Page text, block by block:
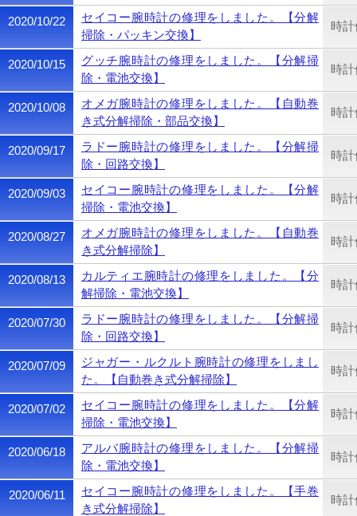
2020/10/22
セイコー腕時計の修理をしました。【分解
掃除・パッキン交換】
時
2020/10/15
グッチ腕時計の修理をしました。【分解掃
除・電池交換】
時
2020/10/08
オメガ腕時計の修理をしました。【自動巻
き式分解掃除・部品交換】
時
2020/09/17
ラドー腕時計の修理をしました。【分解掃
除・回路交換】
時
2020/09/03
セイコー腕時計の修理をしました。【分解
掃除・電池交換】
時
2020/08/27
オメガ腕時計の修理をしました。【自動巻
き式分解掃除】
時
2020/08/13
カルティエ腕時計の修理をしました。【分
解掃除・電池交換】
時
2020/07/30
ラドー腕時計の修理をしました。【分解掃
除・回路交換】
時
2020/07/09
ジャガー・ルクルト腕時計の修理をしまし
た。【自動巻き式分解掃除】
時
2020/07/02
セイコー腕時計の修理をしました。【分解
掃除・電池交換】
時
2020/06/18
アルバ腕時計の修理をしました。【分解掃
除・電池交換】
時
2020/06/11
セイコー腕時計の修理をしました。【手巻
き式分解掃除】
時